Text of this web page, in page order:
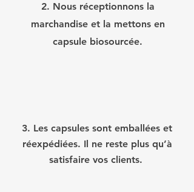
2. Nous réceptionnons la
marchandise et la mettons en
capsule biosourcée.
3. Les capsules sont emballées et
réexpédiées. Il ne reste plus qu’à
satisfaire vos clients.